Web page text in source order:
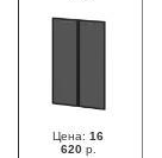
Цена: 16
620р.